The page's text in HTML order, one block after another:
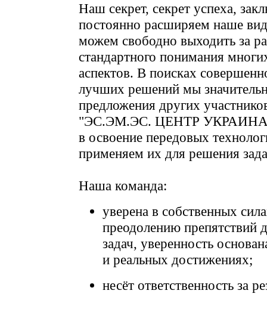
Наш секрет, секрет успеха,
постоянно расширяем наше
можем свободно выходить за
стандартного понимания
аспектов. В поисках
лучших решений мы
предложения других
"ЭС.ЭМ.ЭС. ЦЕНТР УКРАИНА"
в освоение передовых
применяем их для решения
Наша команда:
уверена в собственных
преодолению препятствий
задач, уверенность
и реальных достижениях;
несёт ответственность за